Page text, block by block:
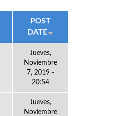
POST
DATE
Jueves,
Noviembre
7, 2019 -
20:54
Jueves,
Noviembre